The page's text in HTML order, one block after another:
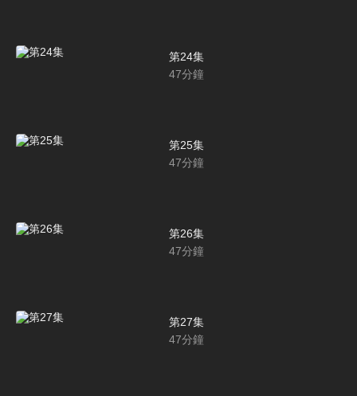
第24集
47分鐘
第25集
47分鐘
第26集
47分鐘
第27集
47分鐘